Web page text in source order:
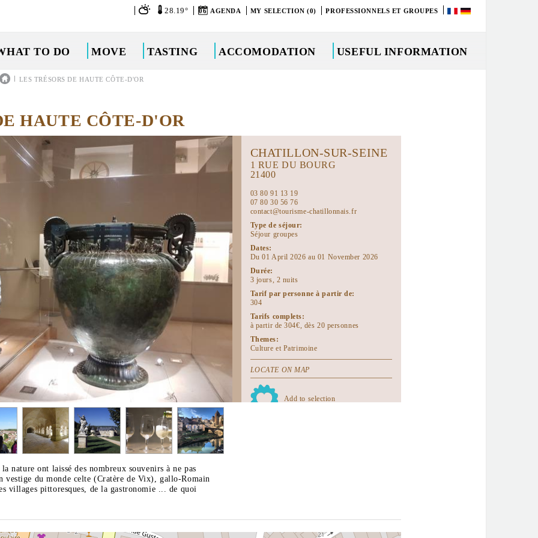
28.19° 06 AGENDA MY SELECTION (0) PROFESSIONNELS ET GROUPES
TO DO MOVE TASTING ACCOMODATION USEFUL INFORMATION
| LES TRÉSORS DE HAUTE CÔTE-D'OR
HAUTE CÔTE-D'OR
CHATILLON-SUR-SEINE
1 RUE DU BOURG
21400
03 80 91 13 19
07 80 30 56 76
contact@tourisme-chatillonnais.fr
Type de séjour:
Séjour groupes
Dates:
Du 01 April 2026 au 01 November 2026
Durée:
3 jours, 2 nuits
Tarif par personne à partir de:
304
Tarifs complets:
à partir de 304€, dès 20 personnes
Themes:
Culture et Patrimoine
LOCATE ON MAP
Add to selection
nature ont laissé des nombreux souvenirs à ne pas
vestige du monde celte (Cratère de Vix), gallo-Romain
villages pittoresques, de la gastronomie ... de quoi